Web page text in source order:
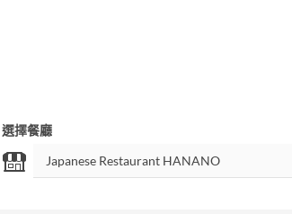
選擇餐廳